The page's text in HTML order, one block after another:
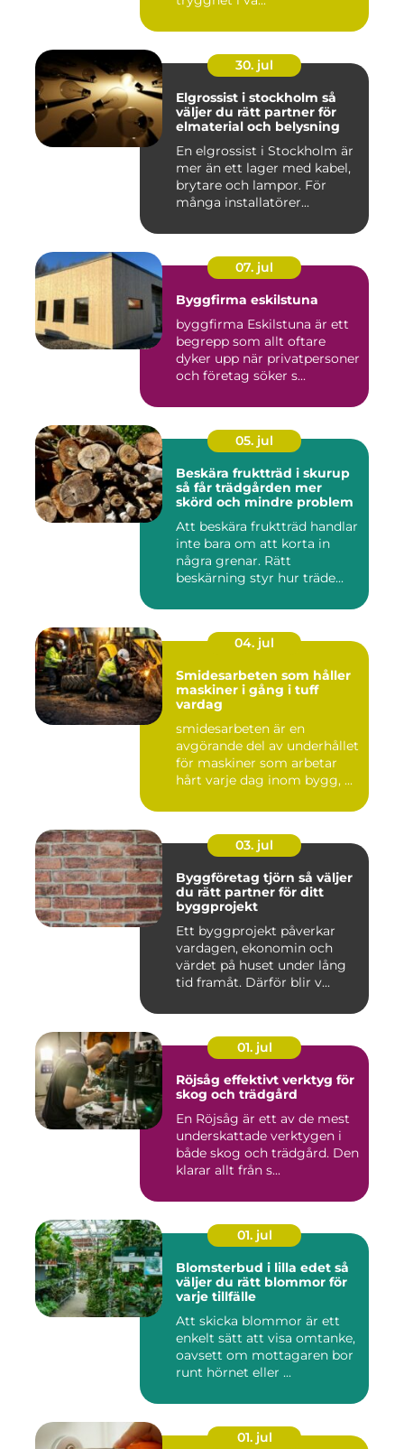
30. jul
Elgrossist i stockholm så
väljer du rätt partner för
elmaterial och belysning
En elgrossist i Stockholm är
mer än ett lager med kabel,
brytare och lampor. För
många installatörer...
07. jul
Byggfirma eskilstuna
byggfirma Eskilstuna är ett
begrepp som allt oftare
dyker upp när privatpersoner
och företag söker s...
05. jul
Beskära fruktträd i skurup
så får trädgården mer
skörd och mindre problem
Att beskära fruktträd handlar
inte bara om att korta in
några grenar. Rätt
beskärning styr hur träde...
04. jul
Smidesarbeten som håller
maskiner i gång i tuff
vardag
smidesarbeten är en
avgörande del av underhållet
för maskiner som arbetar
hårt varje dag inom bygg, ...
03. jul
Byggföretag tjörn så väljer
du rätt partner för ditt
byggprojekt
Ett byggprojekt påverkar
vardagen, ekonomin och
värdet på huset under lång
tid framåt. Därför blir v...
01. jul
Röjsåg effektivt verktyg för
skog och trädgård
En Röjsåg är ett av de mest
underskattade verktygen i
både skog och trädgård. Den
klarar allt från s...
01. jul
Blomsterbud i lilla edet så
väljer du rätt blommor för
varje tillfälle
Att skicka blommor är ett
enkelt sätt att visa omtanke,
oavsett om mottagaren bor
runt hörnet eller ...
01. jul